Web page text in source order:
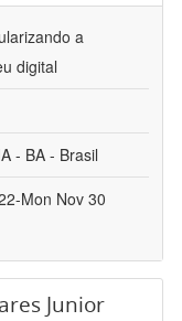
a
digital
- BA - Brasil
Mon Nov 30
Junior